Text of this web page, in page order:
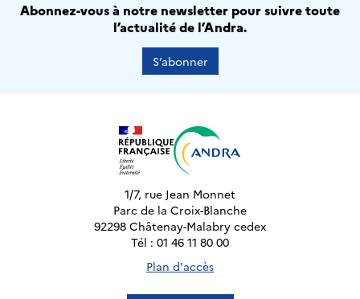
Abonnez-vous à notre newsletter pour suivre toute
l’actualité de l’Andra.
S’abonner
1/7, rue Jean Monnet
Parc de la Croix-Blanche
92298 Châtenay-Malabry cedex
Tél : 01 46 11 80 00
Plan d'accès